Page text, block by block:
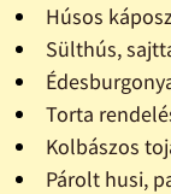
Húsos
Sülthús,
Torta
Kolbászos
Párolt husi,